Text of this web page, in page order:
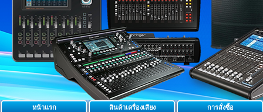
หน้าแรก สินค้าเครื่องเสียง การสั่งซื้อ